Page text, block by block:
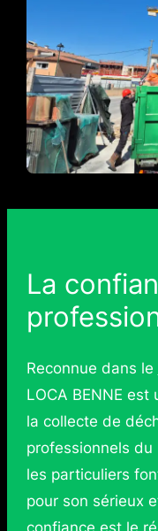
La
Reconnue dans le
LOCA BENNE
la collecte de
professionnels
les particuliers
pour son sérieux